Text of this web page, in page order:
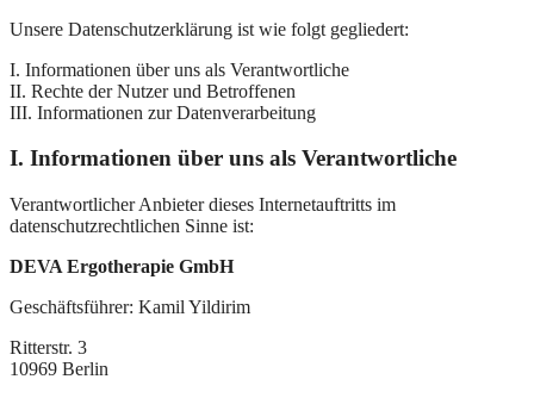
Unsere Datenschutzerklärung ist wie folgt gegliedert:
I. Informationen über uns als Verantwortliche
II. Rechte der Nutzer und Betroffenen
III. Informationen zur Datenverarbeitung​
I. Informationen über uns als Verantwortliche
Verantwortlicher Anbieter dieses Internetauftritts im
datenschutzrechtlichen Sinne ist:
DEVA Ergotherapie GmbH
Geschäftsführer: Kamil Yildirim
​Ritterstr. 3
10969 Berlin​